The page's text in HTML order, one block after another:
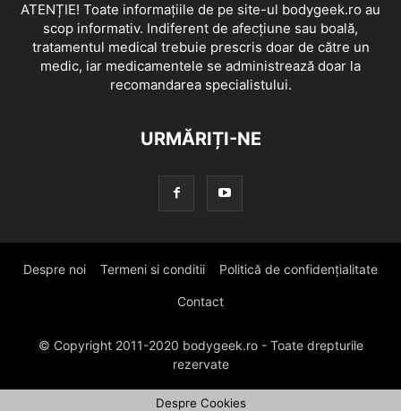
ATENȚIE! Toate informațiile de pe site-ul bodygeek.ro au
scop informativ. Indiferent de afecțiune sau boală,
tratamentul medical trebuie prescris doar de către un
medic, iar medicamentele se administrează doar la
recomandarea specialistului.
URMĂRIȚI-NE
Despre noi Termeni si conditii Politică de confidențialitate
Contact
© Copyright 2011-2020 bodygeek.ro - Toate drepturile
rezervate
Despre Cookies